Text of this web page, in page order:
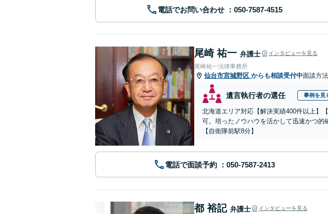
電話でお問い合わせ
尾崎 祐一 弁護士 インタビューを見る
尾崎祐一法律事務所
仙台市宮城野区 からも相談受付中面談方
遺言執行者の選任 事例を見
北海道エリア対応【解決実績400件以上】
可。培ったノウハウを活かして迅速かつ的
【自衛隊前駅8分】
電話で面談予約
都 裕記 弁護士 インタビューを見る